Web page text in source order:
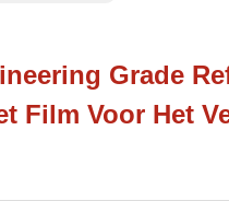
Grade
Film Voor Het